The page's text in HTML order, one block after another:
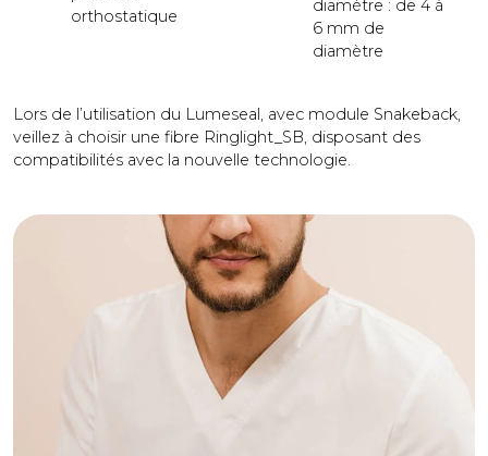
orthostatique
diamètre : de 4 à
6 mm de
diamètre
Lors de l’utilisation du Lumeseal, avec module Snakeback,
veillez à choisir une fibre Ringlight_SB, disposant des
compatibilités avec la nouvelle technologie.